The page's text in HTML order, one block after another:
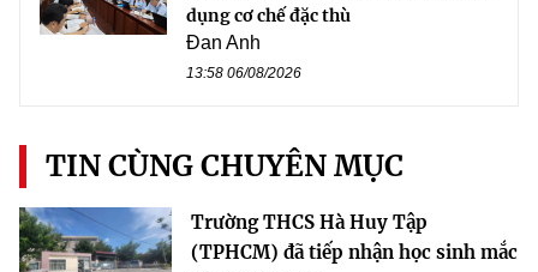
dụng cơ chế đặc thù
Đan Anh
13:58 06/08/2026
TIN CÙNG CHUYÊN MỤC
Trường THCS Hà Huy Tập
(TPHCM) đã tiếp nhận học sinh mắc